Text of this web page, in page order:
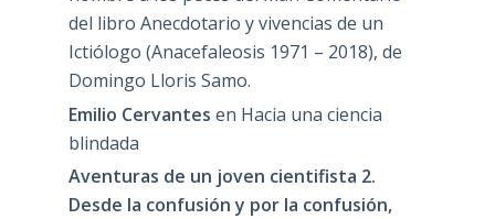
del libro Anecdotario y vivencias de un
Ictiólogo (Anacefaleosis 1971 – 2018), de
Domingo Lloris Samo.
Emilio Cervantes en Hacia una ciencia
blindada
Aventuras de un joven cientifista 2.
Desde la confusión y por la confusión,